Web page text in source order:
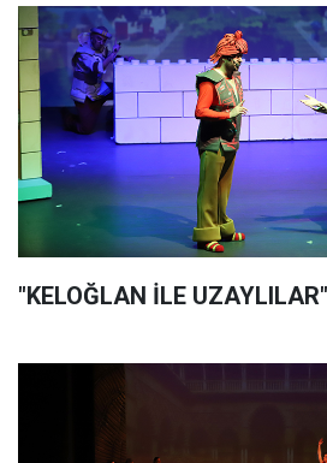
"KELOĞLAN İLE